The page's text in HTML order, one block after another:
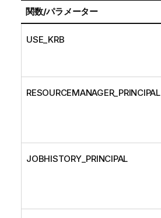
関数/パラメーター
USE_KRB
RESOURCEMANAGER_PRINCIPAL
JOBHISTORY_PRINCIPAL